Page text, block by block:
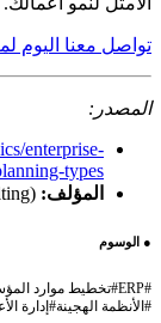
تواصل معنا اليوم
المصدر:
enterprise-
types
المؤلف:Jose Paredes Hernandez (IBM Consulting)
●الوسوم
ERP
#تخطيط موارد
الأنظمة الهجينة#إدارة